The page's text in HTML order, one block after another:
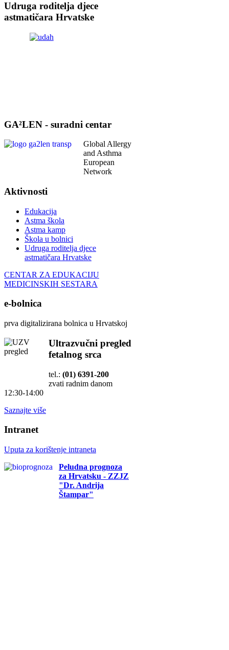
Udruga roditelja djece
astmatičara Hrvatske
GA²LEN - suradni centar
Global Allergy
and Asthma
European
Network
Aktivnosti
Edukacija
Astma škola
Astma kamp
Škola u bolnici
Udruga roditelja djece
astmatičara Hrvatske
CENTAR ZA EDUKACIJU
MEDICINSKIH SESTARA
e-bolnica
prva digitalizirana bolnica u Hrvatskoj
Ultrazvučni pregled
fetalnog srca
tel.: (01) 6391-200
zvati radnim danom
12:30-14:00
Saznajte više
Intranet
Uputa za korištenje intraneta
Peludna prognoza
za Hrvatsku - ZZJZ
"Dr. Andrija
Štampar"